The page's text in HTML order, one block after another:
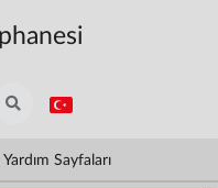
Sayfaları